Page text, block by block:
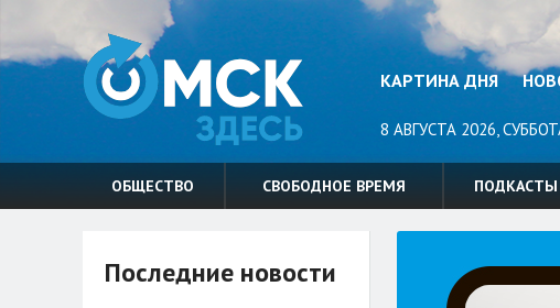
КАРТИНА ДНЯ
8 АВГУСТА 2026,
ОБЩЕСТВО СВОБОДНОЕ ВРЕМЯ ПОДКАСТЫ
Последние новости